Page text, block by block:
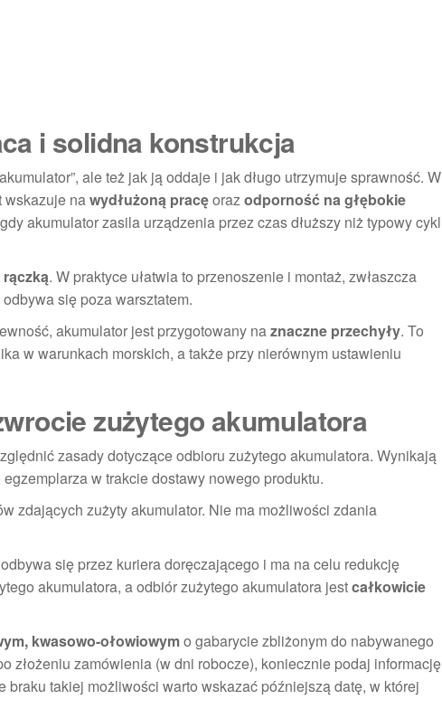
i solidna konstrukcja
ale też jak ją oddaje i jak długo utrzymuje sprawność. W
wskazuje nawydłużoną pracęorazodporność na głębokie
akumulator zasila urządzenia przez czas dłuższy niż typowy cykl
. W praktyce ułatwia to przenoszenie i montaż, zwłaszcza
się poza warsztatem.
akumulator jest przygotowany naznaczne przechyły. To
w warunkach morskich, a także przy nierównym ustawieniu
zużytego akumulatora
zasady dotyczące odbioru zużytego akumulatora. Wynikają
w trakcie dostawy nowego produktu.
zdających zużyty akumulator. Nie ma możliwości zdania
się przez kuriera doręczającego i ma na celu redukcję
akumulatora, a odbiór zużytego akumulatora jestcałkowicie
kwasowo-ołowiowymo gabarycie zbliżonym do nabywanego
złożeniu zamówienia (w dni robocze), koniecznie podaj informację
takiej możliwości warto wskazać późniejszą datę, w której